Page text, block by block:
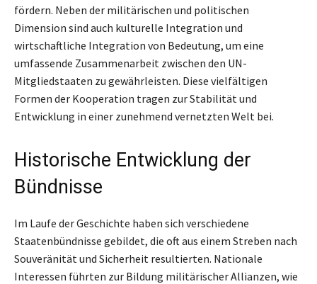
fördern. Neben der militärischen und politischen
Dimension sind auch kulturelle Integration und
wirtschaftliche Integration von Bedeutung, um eine
umfassende Zusammenarbeit zwischen den UN-
Mitgliedstaaten zu gewährleisten. Diese vielfältigen
Formen der Kooperation tragen zur Stabilität und
Entwicklung in einer zunehmend vernetzten Welt bei.
Historische Entwicklung der
Bündnisse
Im Laufe der Geschichte haben sich verschiedene
Staatenbündnisse gebildet, die oft aus einem Streben nach
Souveränität und Sicherheit resultierten. Nationale
Interessen führten zur Bildung militärischer Allianzen, wie